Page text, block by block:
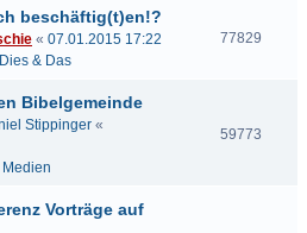
beschäftig(t)en!?
« 07.01.2015 17:22
& Das
77829
Bibelgemeinde
Stippinger «
59773
Vorträge auf